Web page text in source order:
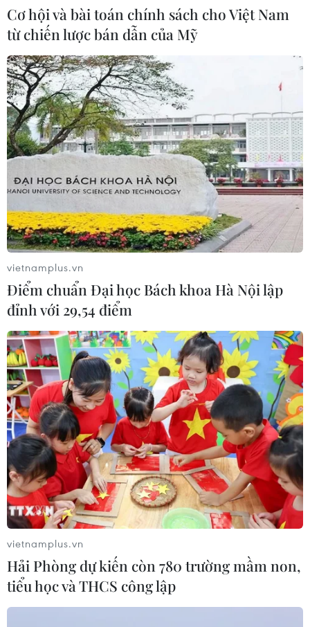
TIN CÙNG CHUYÊN MỤC
Ngành đường sắt hướng tới mục tiêu
1.500 container vận tải liên vận
Trung Quốc
09/08/2026 10:17
Cơ hội và bài toán chính sách cho Việt Nam
từ chiến lược bán dẫn của Mỹ
vietnamplus.vn
Điểm chuẩn Đại học Bách khoa Hà Nội lập
đỉnh với 29,54 điểm
vietnamplus.vn
Hải Phòng dự kiến còn 780 trường mầm non,
tiểu học và THCS công lập